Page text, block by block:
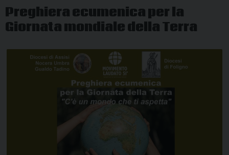
Preghiera ecumenica per la
Giornata mondiale della Terra